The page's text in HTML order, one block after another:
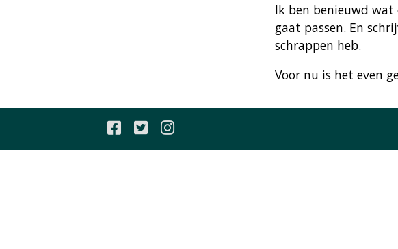
Ik ben benieuwd wat
gaat passen. En
schrappen heb.
Voor nu is het even